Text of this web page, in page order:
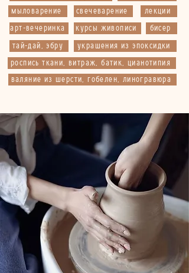
украшения из эпоксидки
мыловарение свечеварение
арт-вечеринка бисер
тай-дай, эбру
роспись ткани, витраж, батик, цианотипия
курсы живописи
лекции
валяние из шерсти, гобелен, линогравюра